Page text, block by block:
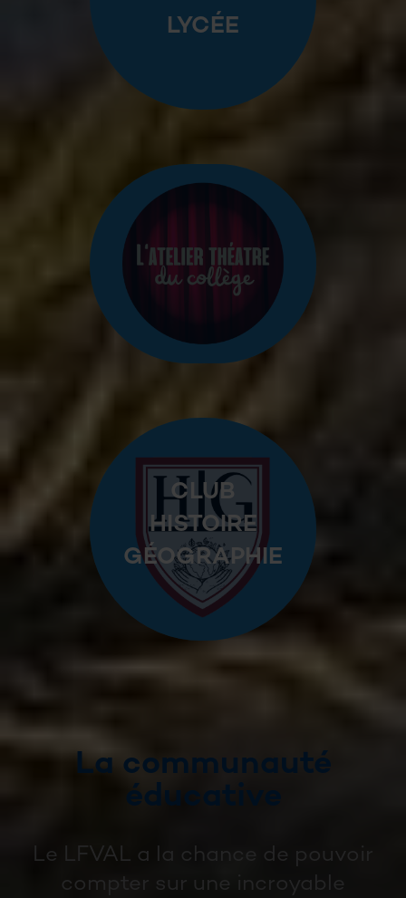
LYCÉE
CLUB
HISTOIRE
GÉOGRAPHIE
La communauté
éducative
Le LFVAL a la chance de pouvoir
compter sur une incroyable